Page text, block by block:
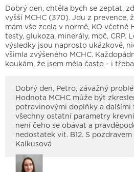
Dobrý den, chtěla bych se zeptat,
vyšší MCHC (370). Jdu z prevence,
mám vše zcela v normě, KO včetně
testy, glukoza, minerály, moč, CRP.
výsledky jsou naprosto ukázkové,
všimla zvýšeného MCHC.
koukám, že jsem měla často - i
Dobrý den, Petro, závažný
Hodnota MCHC může být
potravinovými doplňky a dalšími
všechny ostatní parametry
není čeho se obávat a
nedostatek vit. B12. S pozdravem
Kalkusová